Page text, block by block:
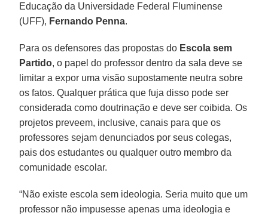
Educação da Universidade Federal Fluminense
(UFF), Fernando Penna.
Para os defensores das propostas do Escola sem
Partido, o papel do professor dentro da sala deve se
limitar a expor uma visão supostamente neutra sobre
os fatos. Qualquer prática que fuja disso pode ser
considerada como doutrinação e deve ser coibida. Os
projetos preveem, inclusive, canais para que os
professores sejam denunciados por seus colegas,
pais dos estudantes ou qualquer outro membro da
comunidade escolar.
“Não existe escola sem ideologia. Seria muito que um
professor não impusesse apenas uma ideologia e